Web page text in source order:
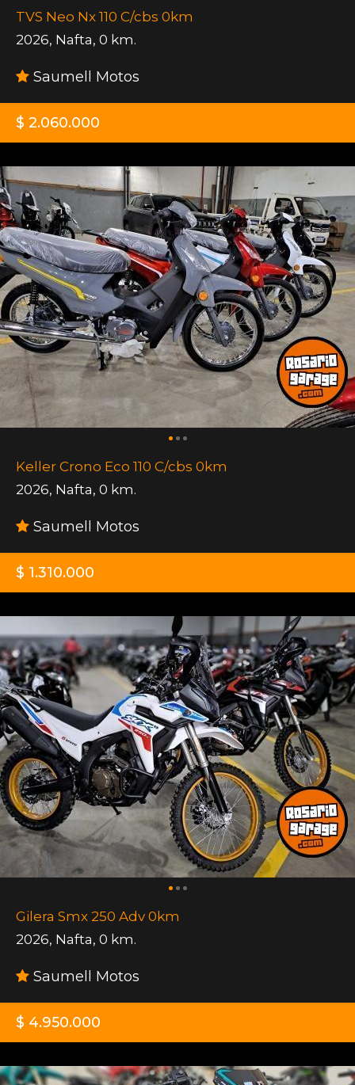
TVS Neo Nx 110 C/cbs 0km
2026, Nafta, 0 km.
Saumell Motos
$ 2.060.000
Keller Crono Eco 110 C/cbs 0km
2026, Nafta, 0 km.
Saumell Motos
$ 1.310.000
Gilera Smx 250 Adv 0km
2026, Nafta, 0 km.
Saumell Motos
$ 4.950.000